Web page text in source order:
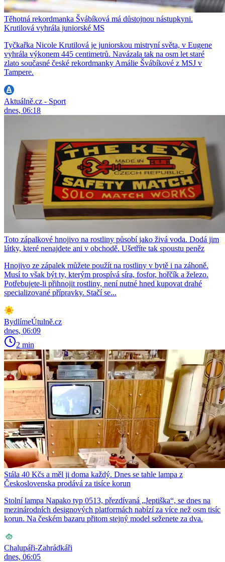
Těhotná rekordmanka Švábíková má důstojnou nástupkyni.
Krutilová vyhrála juniorské MS
Tyčkařka Nicole Krutilová je juniorskou mistryní světa, v Eugene
vyhrála výkonem 445 centimetrů. Navázala tak na osm let staré
zlato současné české rekordmanky Amálie Švábíkové z MSJ v
Tampere.
Aktuálně.cz - Sport
dnes, 06:18
Toto zápalkové hnojivo na rostliny působí jako živá voda. Dodá jim
látky, které nenajdete ani v obchodě. Ušetříte tak spoustu peněz
Hnojivo ze zápalek můžete použít na rostliny v bytě i na záhoně.
Musí to však být ty, kterým prospívá síra, fosfor, hořčík a železo.
Potřebujete-li přihnojit rostliny, není nutné hned kupovat drahé
specializované přípravky. Stačí se...
BydlímeÚtulně.cz
dnes, 06:09
2 min
Stála 40 Kčs a měl ji doma každý. Dnes se tahle lampa z
Československa prodává za tisíce korun
Stolní lampa Napako typ 0513, přezdívaná „Jeptiška“, se dnes na
mezinárodních designových platformách nabízí za více než osm tisíc
korun. Na českém bazaru přitom stejný model seženete za dva.
Chalupáři-Zahrádkáři
dnes, 06:05